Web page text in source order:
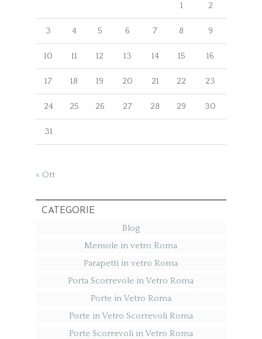
1 2
3 4 5 6 7 8 9
10 11 12 13 14 15 16
17 18 19 20 21 22 23
24 25 26 27 28 29 30
31
« Ott
CATEGORIE
Blog
Mensole in vetro Roma
Parapetti in vetro Roma
Porta Scorrevole in Vetro Roma
Porte in Vetro Roma
Porte in Vetro Scorrevoli Roma
Porte Scorrevoli in Vetro Roma